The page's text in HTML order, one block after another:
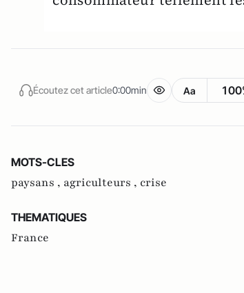
Écoutez cet article0:00min Aa
MOTS-CLES
paysans , agriculteurs , crise
THEMATIQUES
France